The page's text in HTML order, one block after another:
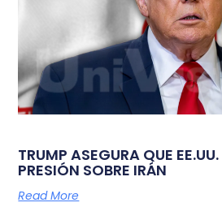
TRUMP ASEGURA QUE
PRESIÓN SOBRE IRÁN
Read More